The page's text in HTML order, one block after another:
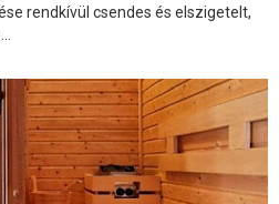
rendkívül csendes és elszigetelt,